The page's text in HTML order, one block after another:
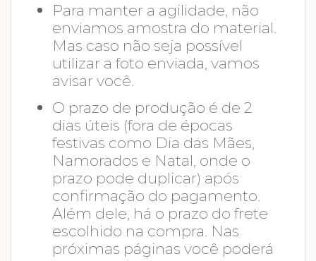
Para manter a agilidade, não
enviamos amostra do material.
Mas caso não seja possível
utilizar a foto enviada, vamos
avisar você.
O prazo de produção é de 2
dias úteis (fora de épocas
festivas como Dia das Mães,
Namorados e Natal, onde o
prazo pode duplicar) após
confirmação do pagamento.
Além dele, há o prazo do frete
escolhido na compra. Nas
próximas páginas você poderá